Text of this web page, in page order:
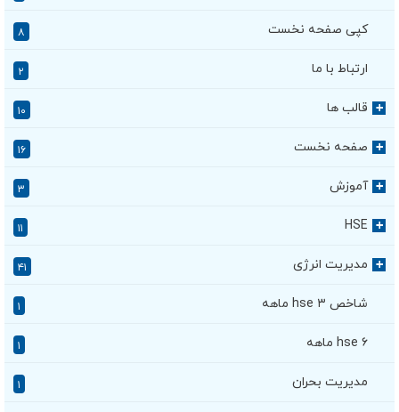
کپی صفحه نخست ۸
ارتباط با ما ۲
+ قالب ها ۱۰
+ صفحه نخست ۱۶
+ آموزش ۳
+
HSE
+ مدیریت انرژی ۴۱
شاخص hse ۳ ماهه
hse ۶ ماهه
مدیریت بحران